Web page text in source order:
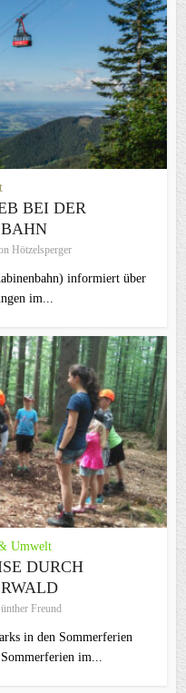
BEI DER
Hötzelsperger
informiert über
im...
Umwelt
DURCH
Freund
in den Sommerferien
im...